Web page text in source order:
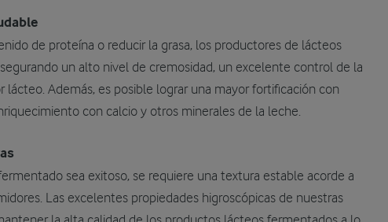
de proteína o reducir la grasa, los productores de lácteos
un alto nivel de cremosidad, un excelente control de la
lácteo. Además, es posible lograr una mayor fortificación con
con calcio y otros minerales de la leche.
sea exitoso, se requiere una textura estable acorde a
Las excelentes propiedades higroscópicas de nuestras